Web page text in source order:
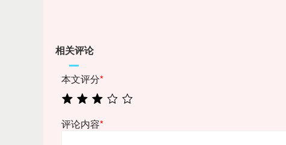
相关评论
本文评分*
评论内容*